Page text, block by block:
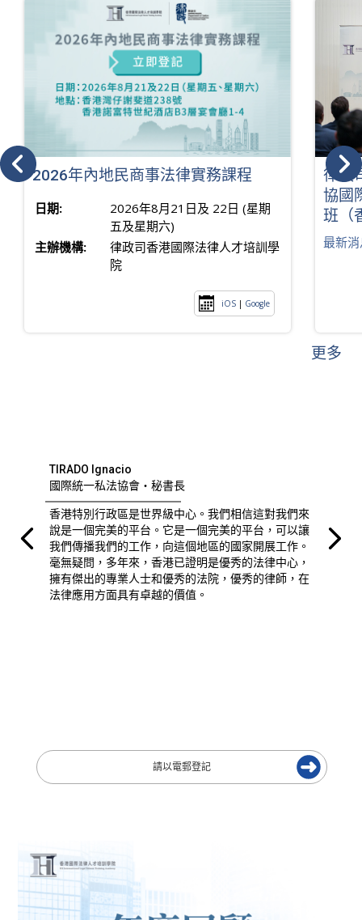
2026年內地民商事法律實務課程
日期:
2026年8月21日及 22日 (星期
五及星期六)
主辦機構:
律政司香港國際法律人才培訓學
院
iOS | Google
律政
協國
班（
最新
更多
TIRADO Ignacio
國際統一私法協會・秘書長
香港特別行政區是世界級中心。我們相信這對我們來
說是一個完美的平台。它是一個完美的平台，可以讓
我們傳播我們的工作，向這個地區的國家開展工作。
毫無疑問，多年來，香港已證明是優秀的法律中心，
擁有傑出的專業人士和優秀的法院，優秀的律師，在
法律應用方面具有卓越的價值。